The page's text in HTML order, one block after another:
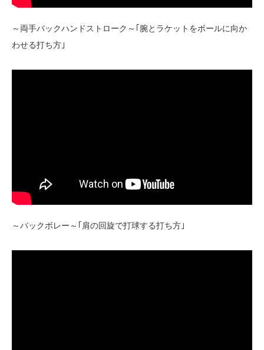
～両手バックハンドストローク～｢腕とラケットをボールに向か
わせる打ち方｣
～バックボレー～｢肩の回旋で打球する打ち方｣